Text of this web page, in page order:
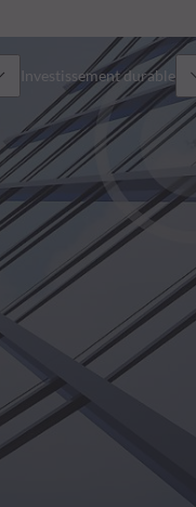
Investissement durable
Présentation
Approche
Publications